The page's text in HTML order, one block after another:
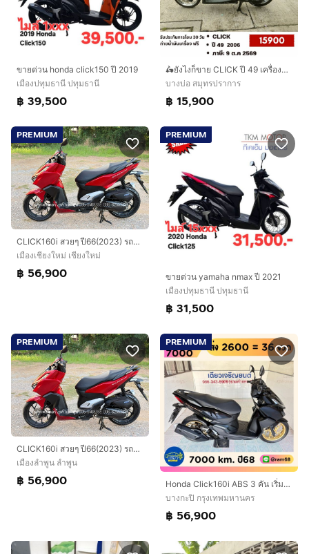
ขายด่วน honda click150 ปี 2019
เมืองปทุมธานี ปทุมธานี
฿ 39,500
🛵ยังไงก็ขาย CLICK ปี 49 เครื่องดี สีสวย สตาร์ทมือ เล่มชุดโอนครบ+เปลี่ยนถ่ายน้ำมันเครื่องฟรี ไม่มีส่งฟรี
บางบ่อ สมุทรปราการ
฿ 15,900
PREMIUM
CLICK160i สวยๆ ปี66(2023) รถจ้าวแรกมือเดียว ดาวน์ 1900 ไม่ค้ำ ผ่อนสบายๆ จร้า
เมืองเชียงใหม่ เชียงใหม่
฿ 56,900
PREMIUM
ขายด่วน yamaha nmax ปี 2021
เมืองปทุมธานี ปทุมธานี
฿ 31,500
PREMIUM
CLICK160i สวยๆ ปี66(2023) รถจ้าวแรกมือเดียว ดาวน์ 1900 ไม่ค้ำ ผ่อนสบายๆ จร้า
เมืองลำพูน ลำพูน
฿ 56,900
PREMIUM
Honda Click160i ABS 3 คัน เริ่มต้น 56900.-
บางกะปิ กรุงเทพมหานคร
฿ 56,900